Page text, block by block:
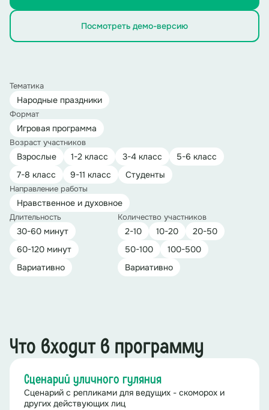
Посмотреть демо-версию
Тематика
Народные праздники
Формат
Игровая программа
Возраст участников
Взрослые 1-2 класс 3-4 класс
5-6 класс
7-8 класс
9-11 класс Студенты
Направление работы
Нравственное и духовное
Длительность
30-60 минут
60-120 минут
Вариативно
Количество участников
2-10 10-20
20-50
50-100
100-500
Вариативно
Что входит в программу
Сценарий уличного гуляния
Сценарий с репликами для ведущих - скоморох и
других действующих лиц